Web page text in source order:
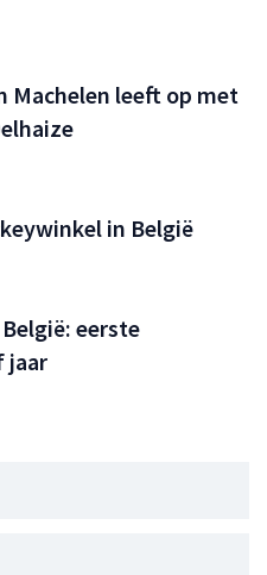
Machelen leeft op met
in België
eerste
jaar